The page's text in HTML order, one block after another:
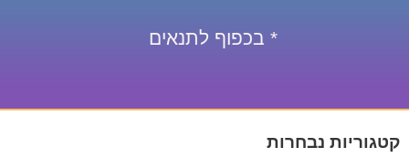
* בכפוף לתנאים
קטגוריות נבחרות